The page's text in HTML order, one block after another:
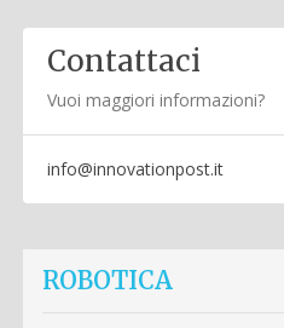
Contattaci
Vuoi maggiori informazioni?
info@innovationpost.it
ROBOTICA